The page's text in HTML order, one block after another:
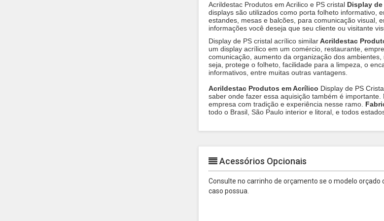
Acrildestac Produtos em Acrilico e PS cristal Display
displays são utilizados como porta folheto informativo,
estandes, mesas e balcões, para comunicação visual,
informações você deseja que seu cliente ou visitante
Display de PS cristal acrílico similarAcrildestac
um display acrílico em um comércio, restaurante,
comunicação, aumento da organização dos
seja, protege o folheto, facilidade para a limpeza, o
informativos, entre muitas outras vantagens.
Acrildestac Produtos em Acrílico Display de PS
saber onde fazer essa aquisição também é
empresa com tradição e experiência nesse ramo.
todo o Brasil, São Paulo interior e litoral, e todos
Acessórios Opcionais
Consulte no carrinho de orçamento se o modelo
caso possua.